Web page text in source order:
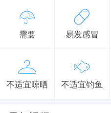
需要 易发感冒
不适宜晾晒 不适宜钓鱼